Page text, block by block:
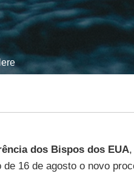
dos Bispos dos EUA,
de 16 de agosto o novo